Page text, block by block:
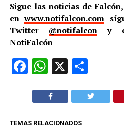
Sigue las noticias de
enwww.notifalcon.com
Twitter @notifalcon y
NotiFalcón
Facebook
WhatsApp
X
TEMAS RELACIONADOS